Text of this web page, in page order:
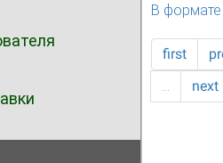
В формате
first
…
next